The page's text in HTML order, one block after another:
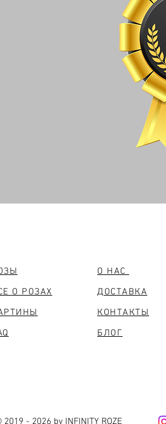
О РОЗАХ
О НАС
ДОСТАВКА
КОНТАКТЫ
БЛОГ
2019 - 2026 by INFINITY ROZE